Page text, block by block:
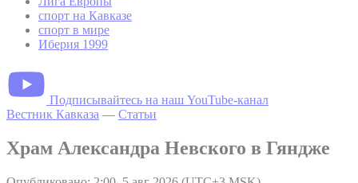
спорт на Кавказе
спорт в мире
Иберия 1999
Подписывайтесь на наш YouTube-канал
Вестник Кавказа — Статьи
Храм Александра Невского в Гяндже